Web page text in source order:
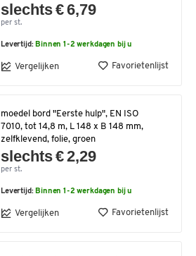
slechts € 6,79
per st.
Levertijd: Binnen 1-2 werkdagen bij u
Vergelijken Favorietenlijst
moedel bord "Eerste hulp", EN ISO
7010, tot 14,8 m, L 148 x B 148 mm,
zelfklevend, folie, groen
slechts € 2,29
per st.
Levertijd: Binnen 1-2 werkdagen bij u
Vergelijken Favorietenlijst